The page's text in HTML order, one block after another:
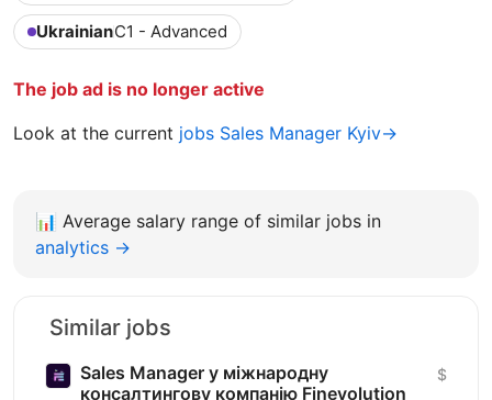
UkrainianC1 - Advanced
The job ad is no longer active
Look at the current jobs Sales Manager Kyiv→
📊 Average salary range of similar jobs in
analytics →
Similar jobs
Sales Manager у міжнародну
консалтингову компанію Finevolution
$